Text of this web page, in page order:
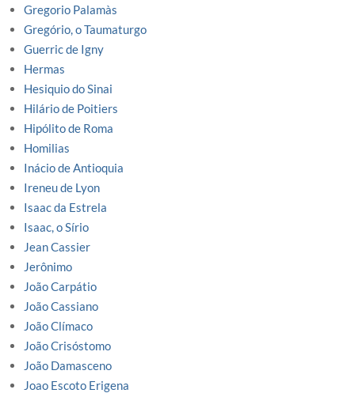
Gregorio Palamàs
Gregório, o Taumaturgo
Guerric de Igny
Hermas
Hesiquio do Sinai
Hilário de Poitiers
Hipólito de Roma
Homilias
Inácio de Antioquia
Ireneu de Lyon
Isaac da Estrela
Isaac, o Sírio
Jean Cassier
Jerônimo
João Carpátio
João Cassiano
João Clímaco
João Crisóstomo
João Damasceno
Joao Escoto Erigena